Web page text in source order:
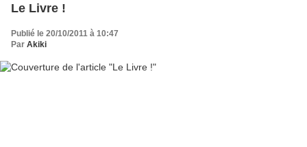
Le Livre !
Publié le 20/10/2011 à 10:47
Par Akiki